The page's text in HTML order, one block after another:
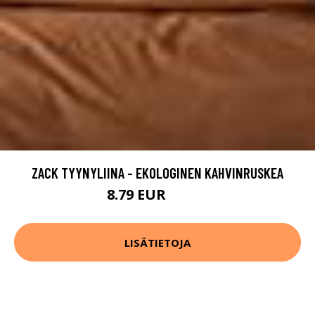
ZACK TYYNYLIINA - EKOLOGINEN KAHVINRUSKEA
8.79 EUR
LISÄTIETOJA